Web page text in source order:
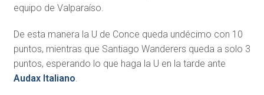
equipo de Valparaíso.
De esta manera la U de Conce queda undécimo con 10
puntos, mientras que Santiago Wanderers queda a solo 3
puntos, esperando lo que haga la U en la tarde ante
Audax Italiano.